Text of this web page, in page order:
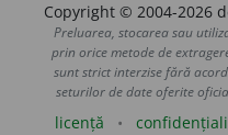
Copyright © 2004-2026
Preluarea, stocarea sau
prin orice metode de
sunt strict interzise fără
seturilor de date oferite
licență